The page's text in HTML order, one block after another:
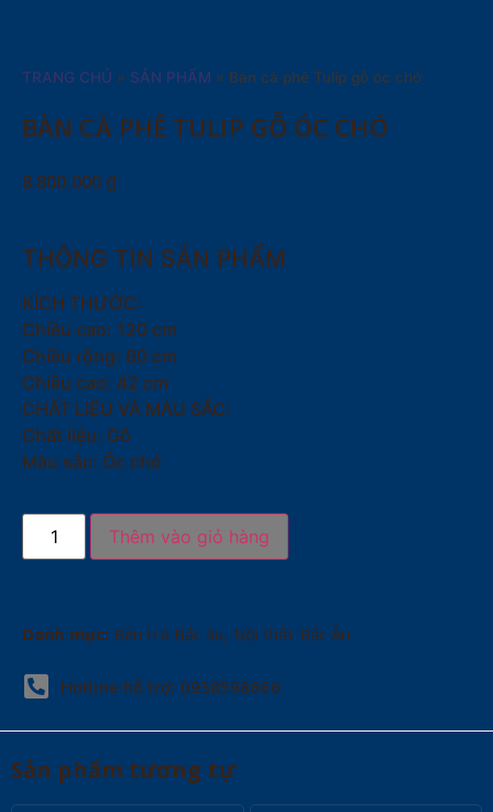
TRANG CHỦ » SẢN PHẨM » Bàn cà phê Tulip gỗ óc chó
BÀN CÀ PHÊ TULIP GỖ ÓC CHÓ
8.800.000 ₫
THÔNG TIN SẢN PHẨM
KÍCH THƯỚC:
Chiều cao: 120 cm
Chiều rộng: 60 cm
Chiều cao: 42 cm
CHẤT LIỆU VÀ MÀU SẮC:
Chất liệu: Gỗ
Màu sắc: Óc chó
Thêm vào giỏ hàng
Danh mục: Bàn trà Bắc âu, Nội thất Bắc Âu
Hotline hỗ trợ: 0938598666
Sản phẩm tương tự